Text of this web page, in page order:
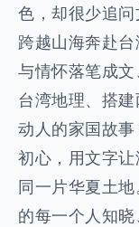
色，却很少追
跨越山海奔赴
与情怀落笔成
台湾地理、搭
动人的家国故
初心，用文字
同一片华夏土
的每一个人知